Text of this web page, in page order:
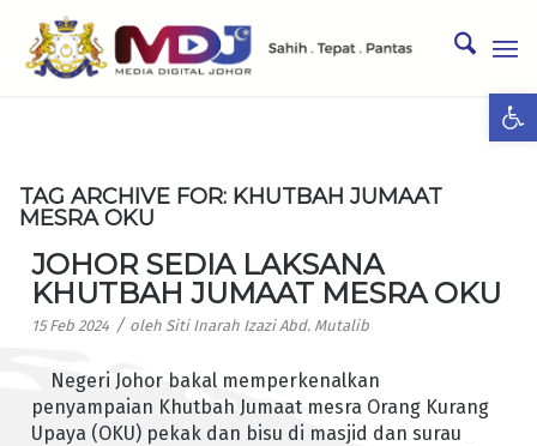
TAG ARCHIVE FOR: KHUTBAH JUMAAT
MESRA OKU
JOHOR SEDIA LAKSANA
KHUTBAH JUMAAT MESRA OKU
15 Feb 2024 / oleh Siti Inarah Izazi Abd. Mutalib
Negeri Johor bakal memperkenalkan
penyampaian Khutbah Jumaat mesra Orang Kurang
Upaya (OKU) pekak dan bisu di masjid dan surau